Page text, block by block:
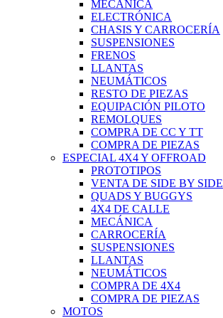
MECANICA
ELECTRÓNICA
CHASIS Y CARROCERÍA
SUSPENSIONES
FRENOS
LLANTAS
NEUMÁTICOS
RESTO DE PIEZAS
EQUIPACIÓN PILOTO
REMOLQUES
COMPRA DE CC Y TT
COMPRA DE PIEZAS
ESPECIAL 4X4 Y OFFROAD
PROTOTIPOS
VENTA DE SIDE BY SIDE
QUADS Y BUGGYS
4X4 DE CALLE
MECÁNICA
CARROCERÍA
SUSPENSIONES
LLANTAS
NEUMÁTICOS
COMPRA DE 4X4
COMPRA DE PIEZAS
MOTOS